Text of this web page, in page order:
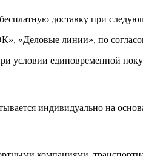
доставку при
«Деловые линии», по
условии единовременной
индивидуально на